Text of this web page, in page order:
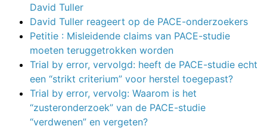
David Tuller
David Tuller reageert op de PACE-onderzoekers
Petitie : Misleidende claims van PACE-studie
moeten teruggetrokken worden
Trial by error, vervolgd: heeft de PACE-studie echt
een “strikt criterium” voor herstel toegepast?
Trial by error, vervolg: Waarom is het
“zusteronderzoek” van de PACE-studie
“verdwenen” en vergeten?